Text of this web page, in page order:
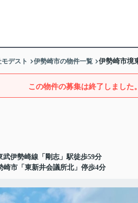
デスト 伊勢崎市の物件一覧 伊勢崎市境
この物件の募集は終了しました。
武伊勢崎線「剛志」駅徒歩59分
崎市「東新井会議所北」停歩4分